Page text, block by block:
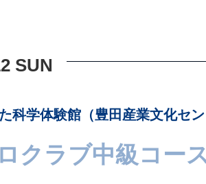
SUN
科学体験館（豊田産業文化セ
クラブ中級コー